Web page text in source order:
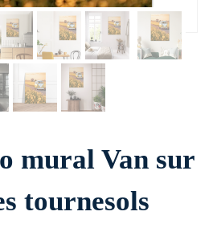
mural Van sur
tournesols